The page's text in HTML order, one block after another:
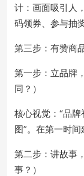
计：画面吸引人
码领券、参与抽奖
第三步：有赞商
第一步：立品牌
同？）
核心视觉：“品
图”。在第一时间
第二步：讲故事
事？）